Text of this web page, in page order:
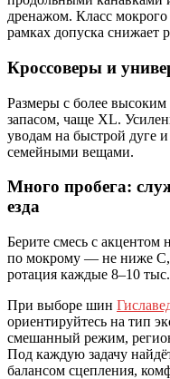
дренажом. Класс
рамках допуска снижает
Кроссоверы и
Размеры с более
запасом, чаще XL.
уводам на быстрой дуге
семейными вещами.
Много пробега:
езда
Берите смесь с акцентом
по мокрому — не ниже
ротация каждые 8–10
При выборе шин
ориентируйтесь на тип
смешанный режим,
Под каждую задачу
балансом сцепления,